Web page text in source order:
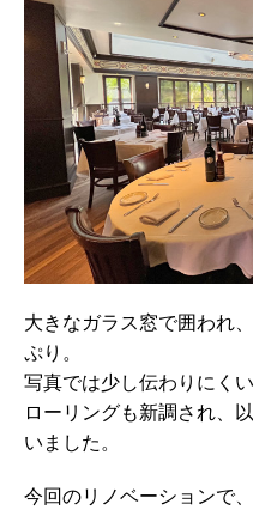
大きなガラス窓で囲われ
ぷり。
写真では少し伝わりにく
ローリングも新調され、
いました。
今回のリノベーションで